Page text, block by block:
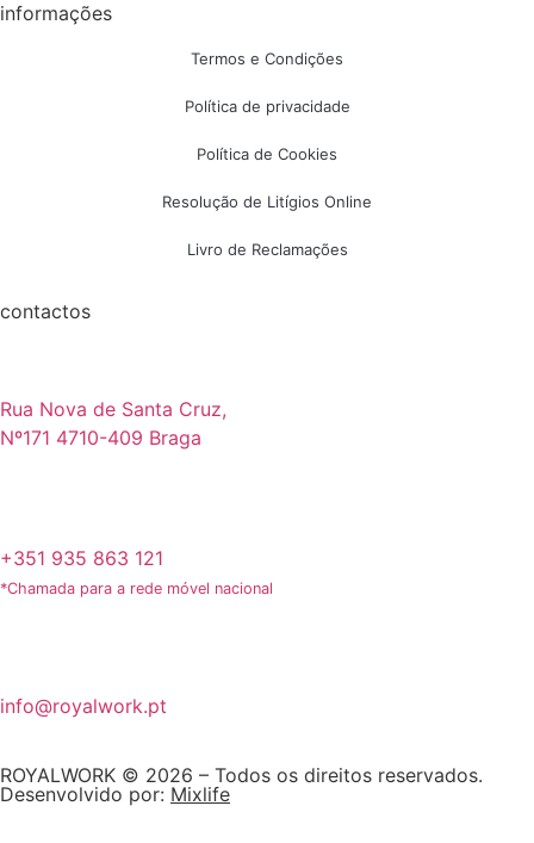
informações
Termos e Condições
Política de privacidade
Política de Cookies
Resolução de Litígios Online
Livro de Reclamações
contactos
Rua Nova de Santa Cruz,
Nº171 4710-409 Braga
+351 935 863 121
*Chamada para a rede móvel nacional
info@royalwork.pt
ROYALWORK © 2026 – Todos os direitos reservados.
Desenvolvido por: Mixlife